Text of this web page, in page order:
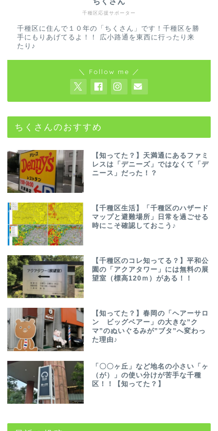
千種区応援サポーター
千種区に住んで１０年の「ちくさん」です！千種区を勝
手にもりあげてるよ！！ 広小路通を東西に行ったり来
たり♪
＼ Follow me ／
ちくさんのおすすめ
【知ってた？】天満通にあるファミ
レスは「デニーズ」ではなくて「デ
ニース」だった！？
【千種区生活】「千種区のハザード
マップと避難場所」日常を過ごせる
時にこそ確認しておこう♪
【千種区のコレ知ってる？】平和公
園の「アクアタワー」には無料の展
望室（標高120ｍ）がある！！
【知ってた？】春岡の「ヘアーサロ
ン ビッグベアー」の大きな”ク
マ”のぬいぐるみが”ブタ”へ変わっ
た理由♪
「〇〇ヶ丘」など地名の小さい「ヶ
（が）」の使い分けが苦手な千種
区！！【知ってた？】